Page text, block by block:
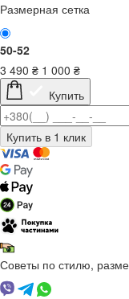
Размерная сетка
50-52
3 490 ₴ 1 000 ₴
Купить
Советы по стилю,